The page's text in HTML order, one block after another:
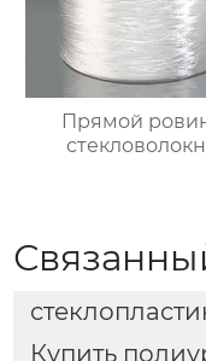
Прямой
Купить